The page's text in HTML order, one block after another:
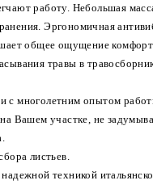
работу. Небольшая
Эргономичная
общее ощущение
травы в
с многолетним опытом
Вашем участке, не
листьев.
техникой